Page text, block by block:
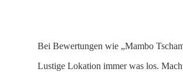
Bei Bewertungen wie „Mambo
Lustige Lokation immer was los.